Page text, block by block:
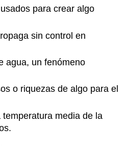
para crear algo
sin control en
agua, un fenómeno
o riquezas de algo para el
media de la